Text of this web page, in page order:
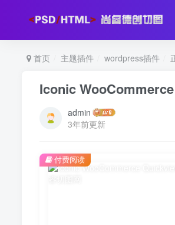
首页 主题插件 wordpress插件
Iconic
admin
3年前更新
付费阅读